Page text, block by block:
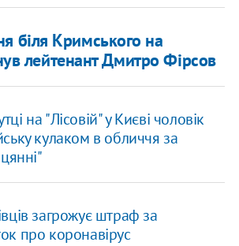
біля Кримського на
лейтенант Дмитро Фірсов
на "Лісовій" у Києві чоловік
кулаком в обличчя за
загрожує штраф за
про коронавірус